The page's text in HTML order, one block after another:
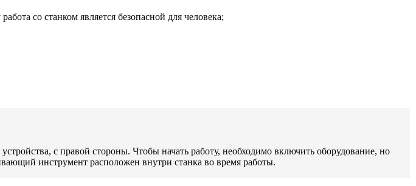
со станком является безопасной для человека;
с правой стороны. Чтобы начать работу, необходимо включить оборудование, но
инструмент расположен внутри станка во время работы.